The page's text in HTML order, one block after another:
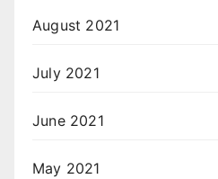
August 2021
July 2021
June 2021
May 2021